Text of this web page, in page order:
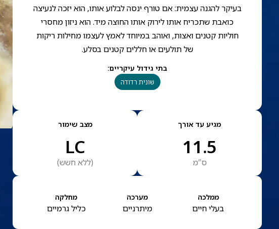
בעיקר להגנה עצמית: אם טורף ינסה לבלוע אותו, הוא יזכה לנעיצה
כואבת שתכריח אותו לירוק אותו החוצה מיד. הוא ניזון מחסרי
חוליות קטנים ואצות, ואוהב במיוחד לאמץ לעצמו מחילות ריקות
של תולעים או חללים קטנים בסלע.
בתי גידול עיקריים:
שונית רדודה
מגיע עד אורך
11.5
ס”מ
מצב שימור
LC
(ללא חשש)
ממלכה
בעלי חיים
מערכה
מיתרניים
מחלקה
כליל גרמיים